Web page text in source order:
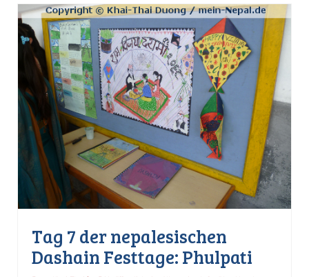
Tag 7 der nepalesischen
Dashain Festtage: Phulpati